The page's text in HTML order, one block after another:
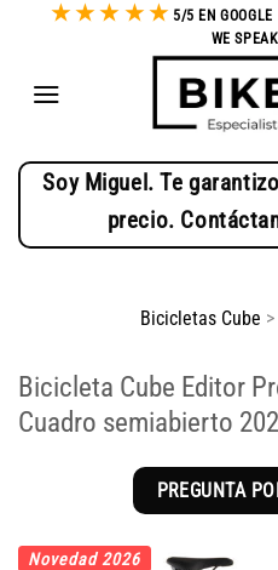
★★ ★ ★★ 5/5 EN GOOGLE
WE
Soy Miguel. Te
precio.
Bicicletas Cube >
Bicicleta Cube Editor
Cuadro semiabierto
PREGUNTA
Novedad 2026